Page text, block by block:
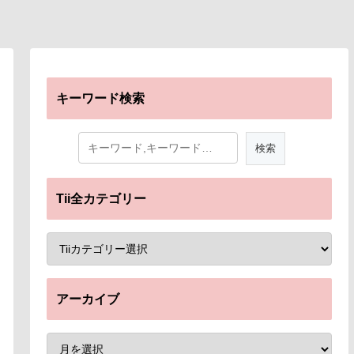
キーワード検索
Tii全カテゴリー
アーカイブ